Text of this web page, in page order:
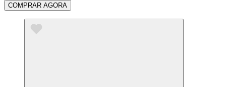
COMPRAR AGORA